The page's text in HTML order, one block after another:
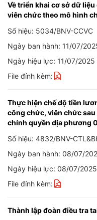
Về triển khai cơ sở dữ
viên chức theo mô hình
Số hiệu: 5034/BNV-CCVC
Ngày ban hành: 11/07/
Ngày hiệu lực: 11/07/2025
File đính kèm:
Thực hiện chế độ tiền
công chức, viên chức
chính quyền địa phương
Số hiệu: 4832/BNV-
Ngày ban hành: 08/07/
Ngày hiệu lực: 08/07/2025
File đính kèm:
Thành lập đoàn điều tra